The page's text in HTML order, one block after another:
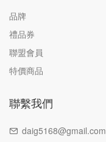
品牌
禮品券
聯盟會員
特價商品
聯繫我們
daig5168@gmail.com